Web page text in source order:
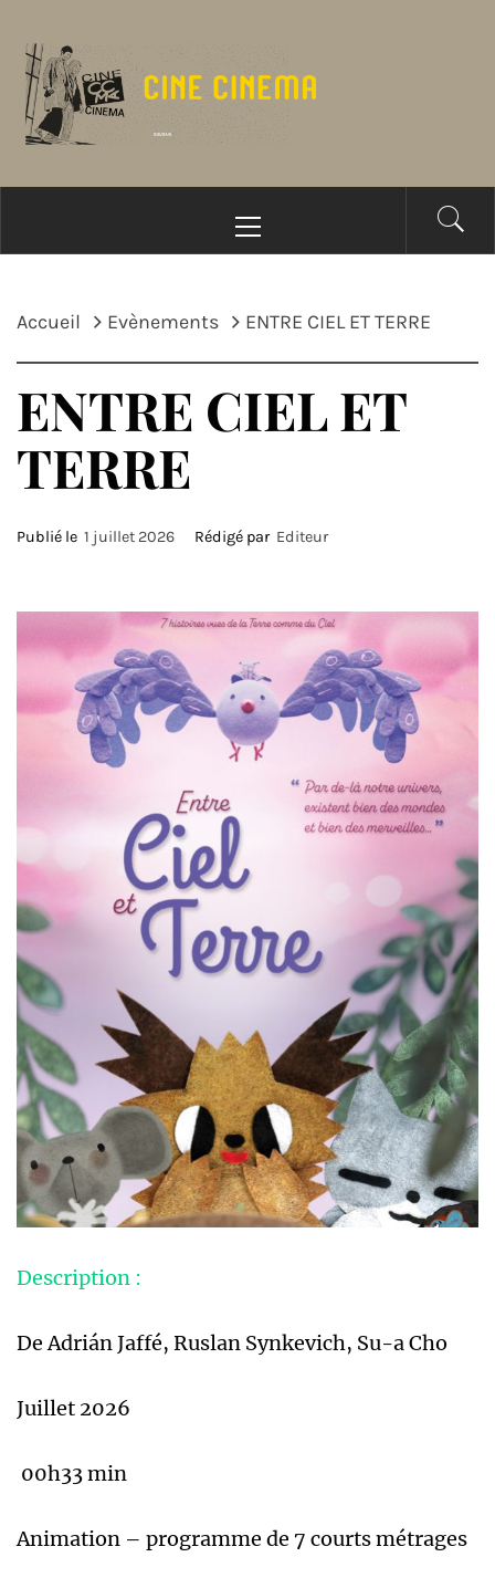
contenu
principal
Accueil Evènements ENTRE CIEL ET TERRE
ENTRE CIEL ET
TERRE
Publié le 1 juillet 2026 Rédigé par Editeur
Description :
De Adrián Jaffé, Ruslan Synkevich, Su-a Cho
Juillet 2026
00h33 min
Animation – programme de 7 courts métrages